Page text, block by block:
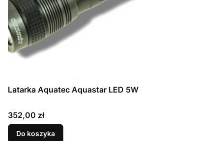
Latarka Aquatec Aquastar LED 5W
Cena
352,00 zł
Do koszyka